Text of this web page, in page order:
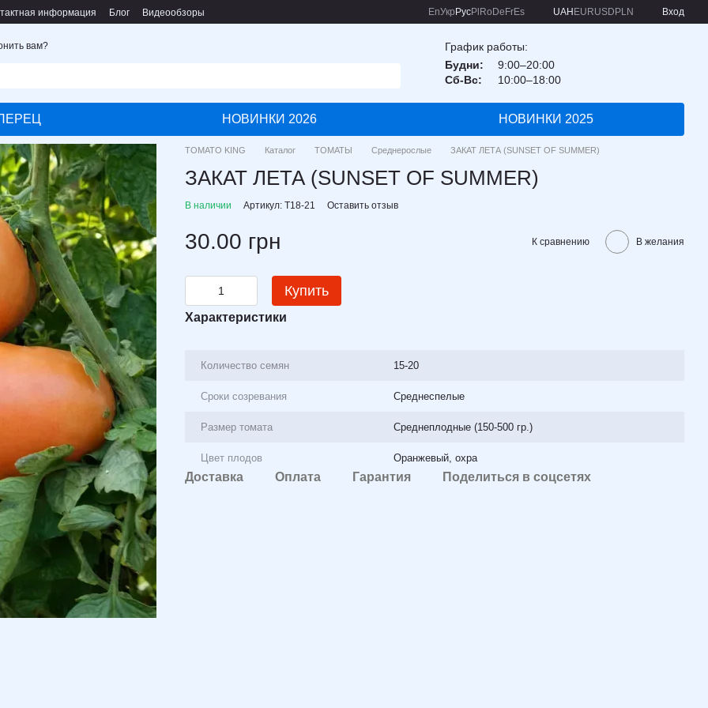
информация Блог
Видеообзоры
EnУкр РусPl Ro De FrEs UAH EURUSD PLN Вход
вам?
График работы:
Будни:
9:00–20:00
Сб-Вс:
10:00–18:00
НОВИНКИ 2026 НОВИНКИ 2025
TOMATO KING Каталог ТОМАТЫ Среднерослые ЗАКАТ ЛЕТА (SUNSET OF SUMMER)
ЗАКАТ ЛЕТА (SUNSET OF SUMMER)
В наличии Артикул: T18-21 Оставить отзыв
30.00 грн К сравнению В желания
Купить
Характеристики
Количество семян 15-20
Сроки созревания Среднеспелые
Размер томата Среднеплодные (150-500 гр.)
Цвет плодов Оранжевый, охра
Доставка Оплата Гарантия Поделиться в соцсетях